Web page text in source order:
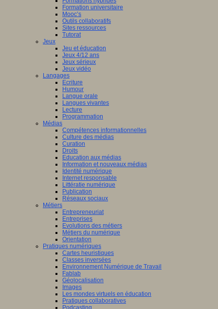
Formation universitaire
Mooc’s
Outils collaboratifs
Sites ressources
Tutorat
Jeux
Jeu et éducation
Jeux 4/12 ans
Jeux sérieux
Jeux vidéo
Langages
Ecriture
Humour
Langue orale
Langues vivantes
Lecture
Programmation
Médias
Compétences informationnelles
Culture des médias
Curation
Droits
Education aux médias
Information et nouveaux médias
Identité numérique
Internet responsable
Littératie numérique
Publication
Réseaux sociaux
Métiers
Entrepreneuriat
Entreprises
Evolutions des métiers
Métiers du numérique
Orientation
Pratiques numériques
Cartes heuristiques
Classes inversées
Environnement Numérique de Travail
Fablab
Géolocalisation
Images
Les mondes virtuels en éducation
Pratiques collaboratives
Podcasting